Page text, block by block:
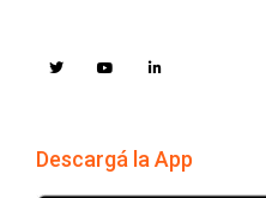
Descargá la App